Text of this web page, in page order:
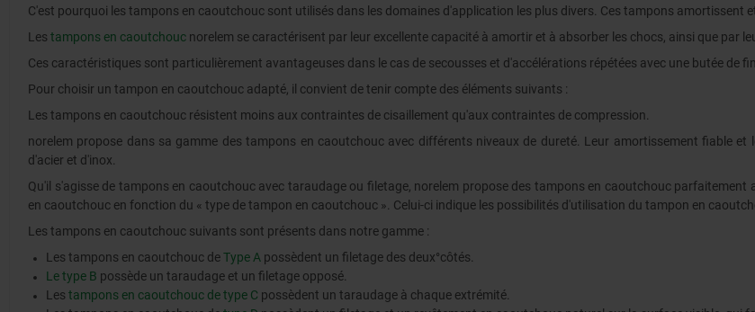
C'est pourquoi les tampons en caoutchouc sont utilisés dans les domaines d'application les plus divers. Ces tampons amortissent
Les tampons en caoutchouc norelem se caractérisent par leur excellente capacité à amortir et à absorber les chocs, ainsi que par
Ces caractéristiques sont particulièrement avantageuses dans le cas de secousses et d'accélérations répétées avec une butée de
Pour choisir un tampon en caoutchouc adapté, il convient de tenir compte des éléments suivants :
Les tampons en caoutchouc résistent moins aux contraintes de cisaillement qu'aux contraintes de compression.
norelem propose dans sa gamme des tampons en caoutchouc avec différents niveaux de dureté. Leur amortissement fiable
d'acier et d'inox.
Qu'il s'agisse de tampons en caoutchouc avec taraudage ou filetage, norelem propose des tampons en caoutchouc
en caoutchouc en fonction du « type de tampon en caoutchouc ». Celui-ci indique les possibilités d'utilisation du tampon en
Les tampons en caoutchouc suivants sont présents dans notre gamme :
Les tampons en caoutchouc deType A possèdent un filetage des deux°côtés.
Le type B possède un taraudage et un filetage opposé.
Les tampons en caoutchouc de type C possèdent un taraudage à chaque extrémité.